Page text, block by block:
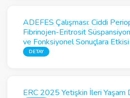
ADEFES Çalışması: Ciddi
Fibrinojen-Eritrosit
ve Fonksiyonel Sonuçlara Etkisi
DETAY
ERC 2025 Yetişkin İleri Yaşam